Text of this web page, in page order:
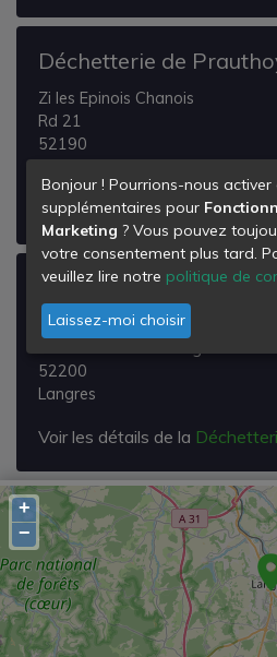
Déchetterie de
Zi les Epinois Chanois
Rd 21
52190
Voir les détails de la
Déchetterie de Langres
Zi des Franchises
52200
Langres
Voir les détails de la
+
−
Bonjour ! Pourrions-nous activer
supplémentaires pour
Marketing ? Vous pouvez
votre consentement plus tard.
veuillez lire notre politique de
Laissez-moi choisir